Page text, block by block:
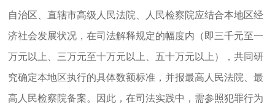
自治区、直辖市高级人民法院、人民检察院应结合本地区经
济社会发展状况，在司法解释规定的幅度内（即三千元至一
万元以上、三万元至十万元以上、五十万元以上），共同研
究确定本地区执行的具体数额标准，并报最高人民法院、最
高人民检察院备案。 因此，在司法实践中，需参照犯罪行为